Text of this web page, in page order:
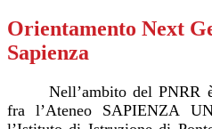
Orientamento Next
Sapienza
Nell’ambito del PNRR
fra l’Ateneo SAPIENZA